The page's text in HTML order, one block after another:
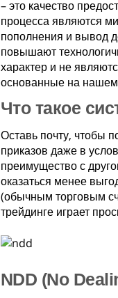
– это качество
процесса являются
пополнения и вывод
повышают
характер и не
основанные на
Что такое
Оставь почту, чтобы
приказов даже в
преимущество с
оказаться менее
(обычным торговым
трейдинге играет
NDD (No